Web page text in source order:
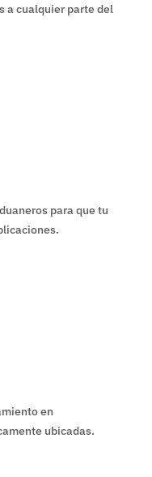
a cualquier parte del
para que tu
en
ubicadas.